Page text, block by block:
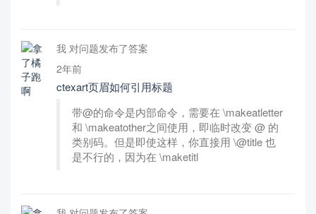
我 对问题发布了答案
2年前
ctexart页眉如何引用标题
带@的命令是内部命令，需要在 \makeatletter
和 \makeatother之间使用，即临时改变 @ 的
类别码。但是即使这样，你直接用 \@title 也
是不行的，因为在 \maketitl